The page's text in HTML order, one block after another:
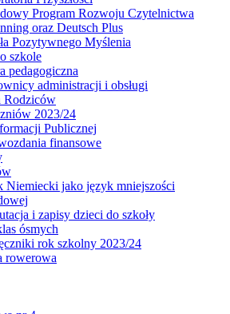
Program Rozwoju Czytelnictwa
oraz Deutsch Plus
Pozytywnego Myślenia
szkole
pedagogiczna
administracji i obsługi
Rodziców
2023/24
Publicznej
finansowe
Niemiecki jako język mniejszości
i zapisy dzieci do szkoły
ósmych
rok szkolny 2023/24
rowerowa